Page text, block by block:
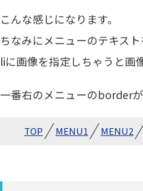
こんな感じになります。
ちなみにメニューのテキス
liに画像を指定しちゃうと画
一番右のメニューのborder
TOP MENU1 MENU2